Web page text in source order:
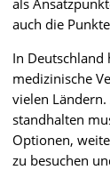
auch die
In Deutschland
medizinische
vielen
standhalten
Optionen,
zu besuchen